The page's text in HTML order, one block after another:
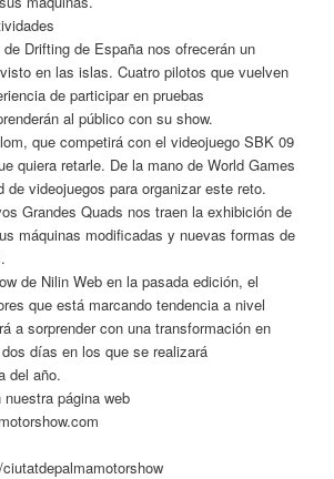
Drifting de España nos ofrecerán un
en las islas. Cuatro pilotos que vuelven
de participar en pruebas
al público con su show.
que competirá con el videojuego SBK 09
quiera retarle. De la mano de World Games
de videojuegos para organizar este reto.
Grandes Quads nos traen la exhibición de
máquinas modificadas y nuevas formas de
de Nilin Web en la pasada edición, el
que está marcando tendencia a nivel
a sorprender con una transformación en
días en los que se realizará
del año.
página web